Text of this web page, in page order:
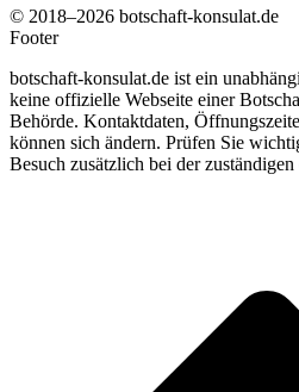
© 2018–2026 botschaft-konsulat.de
Footer
botschaft-konsulat.de ist ein
keine offizielle Webseite einer
Behörde. Kontaktdaten,
können sich ändern. Prüfen Sie
Besuch zusätzlich bei der